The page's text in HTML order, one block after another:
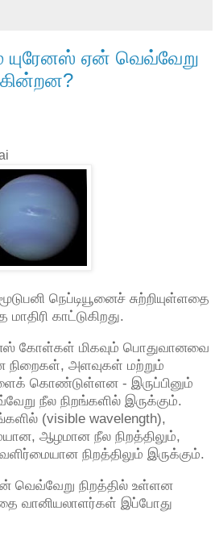
யுரேனஸ் ஏன் வெவ்வேறு
நெப்டியூனைச் சுற்றியுள்ளதை
காட்டுகிறது.
கோள்கள் மிகவும் பொதுவானவை
நிறைகள், அளவுகள் மற்றும்
கொண்டுள்ளன - இருப்பினும்
நீல நிறங்களில் இருக்கும்.
(visible wavelength),
ஆழமான நீல நிறத்திலும்,
நிறத்திலும் இருக்கும்.
வெவ்வேறு நிறத்தில் உள்ளன
வானியலாளர்கள் இப்போது